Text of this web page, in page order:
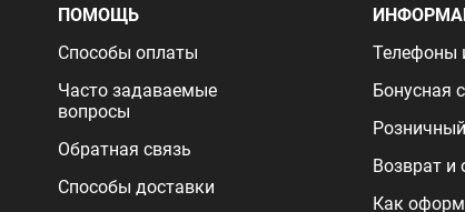
ПОМОЩЬ
Способы оплаты
Часто задаваемые
вопросы
Обратная связь
Способы доставки
Телефоны
Бонусная
Возврат и
Как